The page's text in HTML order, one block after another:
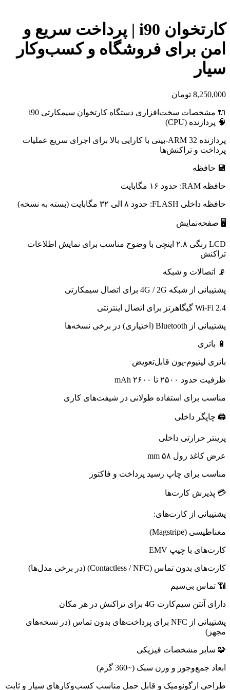
کارتخوان i90 | پرداخت سریع و
امن برای فروشگاه و کسب‌وکار
سیار
8,250,000 تومان
🔌 مشخصات سخت‌افزاری دستگاه کارتخوان سیمکارتی i90
🧠 پردازنده (CPU)
پردازنده ARM 32-بیتی با کارایی بالا برای اجرای سریع عملیات
پرداخت و تراکنش‌ها
💾 حافظه
حافظه RAM: حدود ۱۶ مگابایت
حافظه داخلی FLASH: حدود ۸ الی ۳۲ مگابایت (بسته به نسخه)
🖥 صفحه‌نمایش
LCD رنگی ۲.۸ اینچی با وضوح مناسب برای نمایش اطلاعات
تراکنش
📡 اتصالات و شبکه
پشتیبانی از شبکه 4G / 2G برای اتصال سیمکارتی
Wi-Fi 2.4 گیگاهرتز برای اتصال اینترنتی
پشتیبانی از Bluetooth (اختیاری) در برخی نسخه‌ها
🔋 باتری
باتری لیتیوم-یون قابل‌تعویض
ظرفیت حدود ۲۵۰۰ تا ۲۶۰۰ mAh
مناسب برای استفاده طولانی در شیفت‌های کاری
🖨 چاپگر داخلی
پرینتر حرارتی داخلی
عرض کاغذ رول ۵۸ mm
مناسب برای چاپ رسید پرداخت و فاکتور
💳 پذیرش کارت‌ها
پشتیبانی از کارت‌های:
مغناطیسی (Magstripe)
کارت‌های با چیپ EMV
کارت‌های بدون تماس (Contactless / NFC) (در برخی مدل‌ها)
📶 تماس بی‌سیم
دارای آنتن سیم‌کارت 4G برای تراکنش در هر مکان
پشتیبانی از NFC برای پرداخت‌های بدون تماس (در نسخه‌های
مجهز)
🧩 سایر مشخصات فیزیکی
ابعاد جمع‌وجور و وزن سبک (~360 گرم)
طراحی ارگونومیک و قابل حمل مناسب کسب‌وکارهای سیار و ثابت